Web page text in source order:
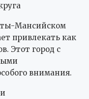
Мансийском
привлекать как
Этот город с
внимания.